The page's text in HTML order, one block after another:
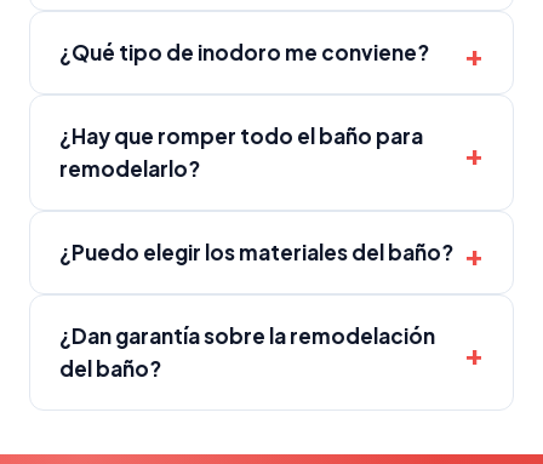
¿Qué tipo de inodoro me conviene?
¿Hay que romper todo el baño para
remodelarlo?
¿Puedo elegir los materiales del baño?
¿Dan garantía sobre la remodelación
del baño?